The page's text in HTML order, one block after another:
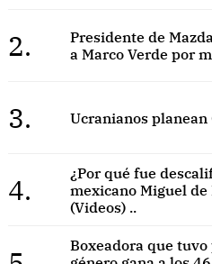
2.
Presidente de
a Marco Verde por
3. Ucranianos planean
4.
¿Por qué fue
mexicano Miguel
(Videos) ..
Boxeadora que